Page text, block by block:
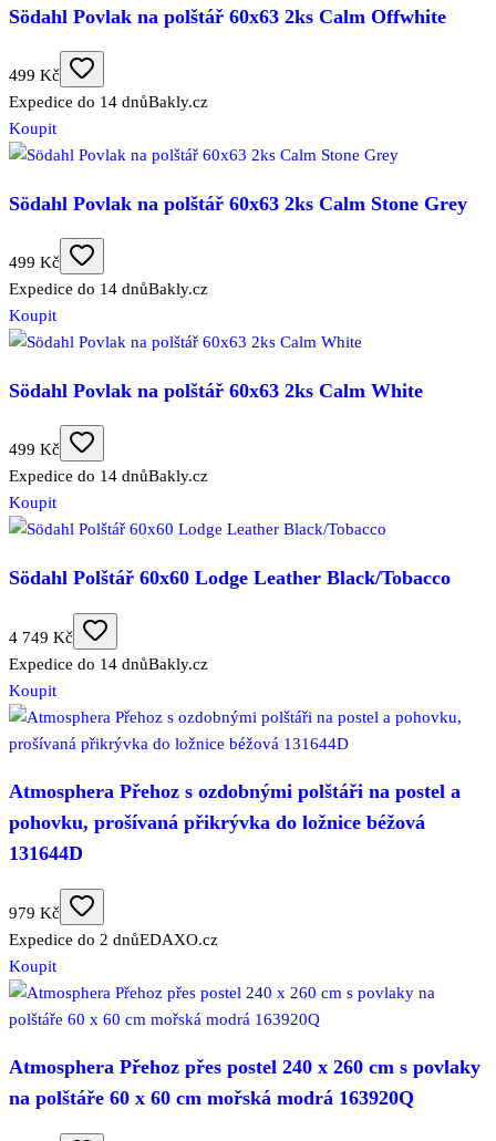
Södahl Povlak na polštář 60x63 2ks Calm Offwhite
499 Kč
Expedice do 14 dnůBakly.cz
Koupit
Södahl Povlak na polštář 60x63 2ks Calm Stone Grey
499 Kč
Expedice do 14 dnůBakly.cz
Koupit
Södahl Povlak na polštář 60x63 2ks Calm White
499 Kč
Expedice do 14 dnůBakly.cz
Koupit
Södahl Polštář 60x60 Lodge Leather Black/Tobacco
4 749 Kč
Expedice do 14 dnůBakly.cz
Koupit
Atmosphera Přehoz s ozdobnými polštáři na postel a
pohovku, prošívaná přikrývka do ložnice béžová
131644D
979 Kč
Expedice do 2 dnůEDAXO.cz
Koupit
Atmosphera Přehoz přes postel 240 x 260 cm s povlaky
na polštáře 60 x 60 cm mořská modrá 163920Q